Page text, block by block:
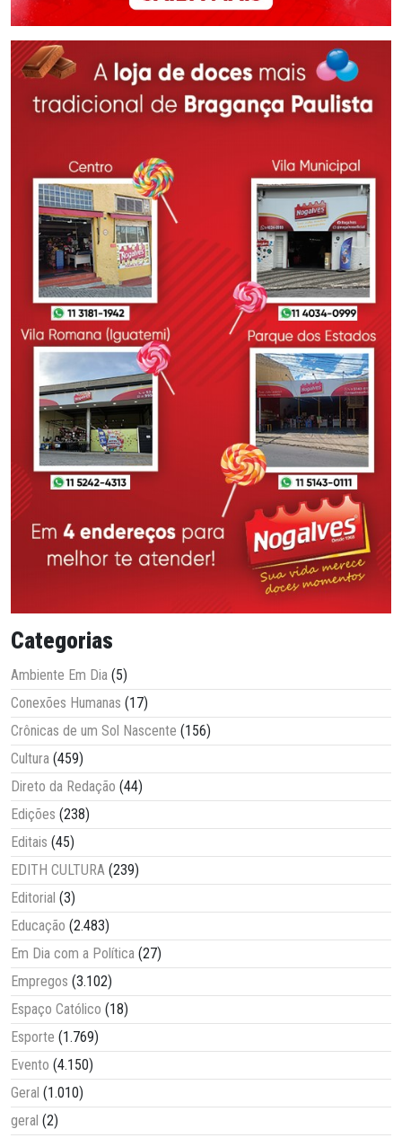
Categorias
Ambiente Em Dia (5)
Conexões Humanas (17)
Crônicas de um Sol Nascente (156)
Cultura (459)
Direto da Redação (44)
Edições (238)
Editais (45)
EDITH CULTURA (239)
Editorial (3)
Educação (2.483)
Em Dia com a Política (27)
Empregos (3.102)
Espaço Católico (18)
Esporte (1.769)
Evento (4.150)
Geral (1.010)
geral (2)